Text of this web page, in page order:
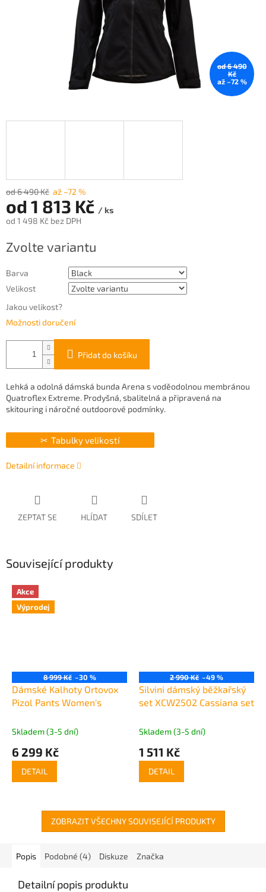
od 6 490
Kč
až –72 %
od 6 490 Kč až –72 %
od 1 813 Kč / ks
od 1 498 Kč bez DPH
cena:
Zvolte variantu
Barva
Velikost
Jakou velikost?
Možnosti doručení
Přidat do košíku
Lehká a odolná dámská bunda Arena s voděodolnou membránou
Quatroflex Extreme. Prodyšná, sbalitelná a připravená na
skitouring i náročné outdoorové podmínky.
Tabulky velikostí
Detailní informace
ZEPTAT SE HLÍDAT SDÍLET
Související produkty
Akce
Výprodej
8 999 Kč –30 %
Dámské Kalhoty Ortovox
Pizol Pants Women's
Skladem (3-5 dní)
6 299 Kč
DETAIL
2 990 Kč –49 %
Silvini dámský běžkařský
set XCW2502 Cassiana set
Skladem (3-5 dní)
1 511 Kč
DETAIL
ZOBRAZIT VŠECHNY SOUVISEJÍCÍ PRODUKTY
Popis Podobné (4) Diskuze Značka
Detailní popis produktu